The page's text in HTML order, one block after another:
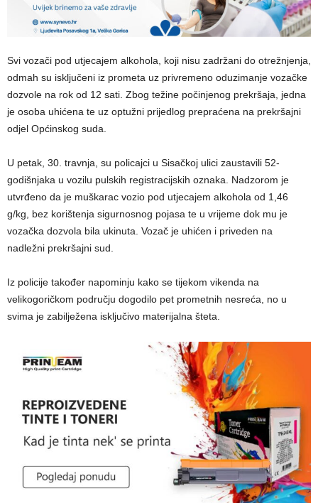
Svi vozači pod utjecajem alkohola, koji nisu zadržani do otrežnjenja,
odmah su isključeni iz prometa uz privremeno oduzimanje vozačke
dozvole na rok od 12 sati. Zbog težine počinjenog prekršaja, jedna
je osoba uhićena te uz optužni prijedlog prepraćena na prekršajni
odjel Općinskog suda.
U petak, 30. travnja, su policajci u Sisačkoj ulici zaustavili 52-
godišnjaka u vozilu pulskih registracijskih oznaka. Nadzorom je
utvrđeno da je muškarac vozio pod utjecajem alkohola od 1,46
g/kg, bez korištenja sigurnosnog pojasa te u vrijeme dok mu je
vozačka dozvola bila ukinuta. Vozač je uhićen i priveden na
nadležni prekršajni sud.
Iz policije također napominju kako se tijekom vikenda na
velikogoričkom području dogodilo pet prometnih nesreća, no u
svima je zabilježena isključivo materijalna šteta.